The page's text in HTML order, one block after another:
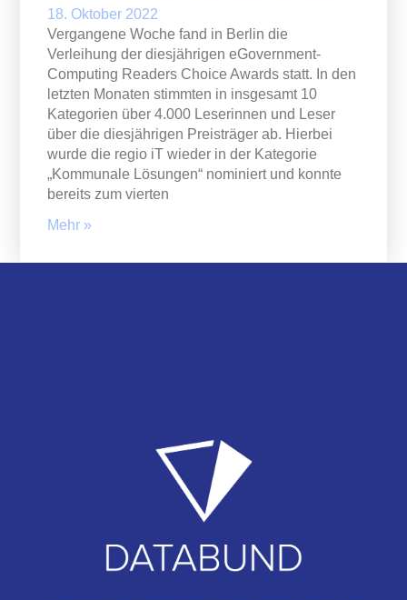
18. Oktober 2022
Vergangene Woche fand in Berlin die
Verleihung der diesjährigen eGovernment-
Computing Readers Choice Awards statt. In den
letzten Monaten stimmten in insgesamt 10
Kategorien über 4.000 Leserinnen und Leser
über die diesjährigen Preisträger ab. Hierbei
wurde die regio iT wieder in der Kategorie
„Kommunale Lösungen“ nominiert und konnte
bereits zum vierten
Mehr »